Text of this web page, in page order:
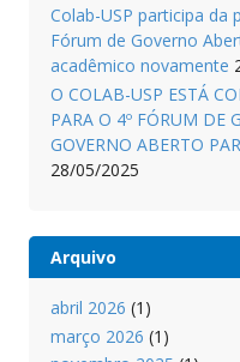
Colab-USP participa da
Fórum de Governo
acadêmico novamente
O COLAB-USP ESTÁ
PARA O 4º FÓRUM DE
GOVERNO ABERTO
28/05/2025
Arquivo
abril 2026 (1)
março 2026 (1)